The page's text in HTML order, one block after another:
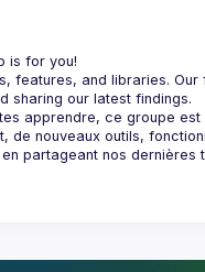
features, and libraries.
nouveaux outils,
partageant nos